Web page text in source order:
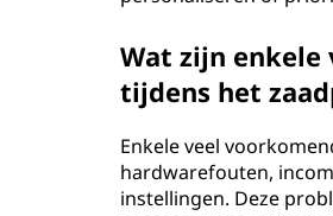
Wat zijn
tijdens het
Enkele veel
hardwarefouten,
instellingen. Deze